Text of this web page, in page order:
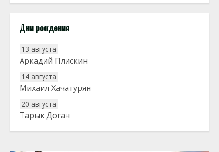
Дни рождения
13 августа
Аркадий Плискин
14 августа
Михаил Хачатурян
20 августа
Тарык Доган
22 августа